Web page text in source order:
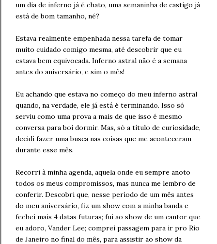
um dia de inferno já é chato, uma semaninha de castigo já
está de bom tamanho, né?
Estava realmente empenhada nessa tarefa de tomar
muito cuidado comigo mesma, até descobrir que eu
estava bem equivocada. Inferno astral não é a semana
antes do aniversário, e sim o mês!
Eu achando que estava no começo do meu inferno astral
quando, na verdade, ele já está é terminando. Isso só
serviu como uma prova a mais de que isso é mesmo
conversa para boi dormir. Mas, só a título de curiosidade,
decidi fazer uma busca nas coisas que me aconteceram
durante esse mês.
Recorri à minha agenda, aquela onde eu sempre anoto
todos os meus compromissos, mas nunca me lembro de
conferir. Descobri que, nesse período de um mês antes
do meu aniversário, fiz um show com a minha banda e
fechei mais 4 datas futuras; fui ao show de um cantor que
eu adoro, Vander Lee; comprei passagem para ir pro Rio
de Janeiro no final do mês, para assistir ao show da